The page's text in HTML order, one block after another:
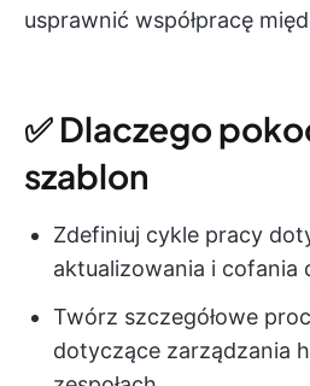
usprawnić współpracę
✅ Dlaczego
szablon
Zdefiniuj cykle pracy
aktualizowania i cofania
Twórz szczegółowe
dotyczące zarządzania